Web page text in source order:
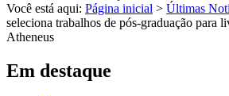
Você está aqui: Página inicial > Últimas
seleciona trabalhos de pós-graduação para
Atheneus
Em destaque